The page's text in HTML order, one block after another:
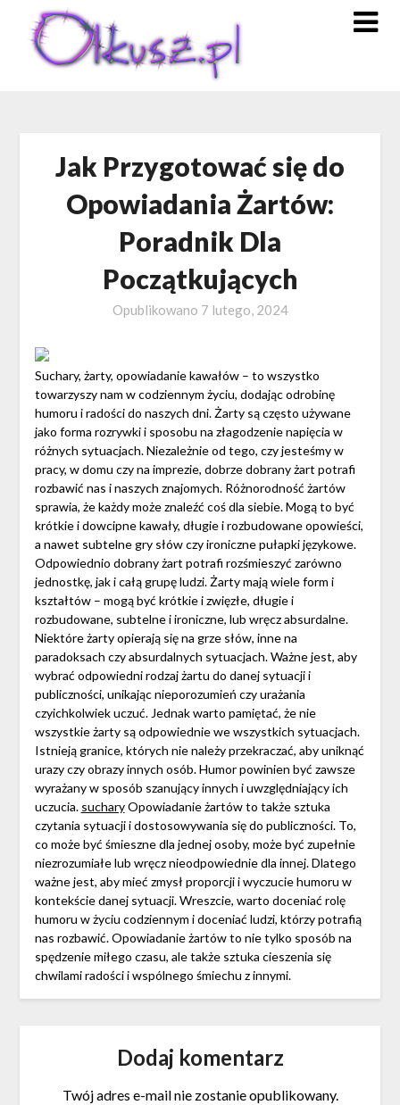
content
Jak Przygotować się do
Opowiadania Żartów:
Poradnik Dla
Początkujących
Opublikowano 7 lutego, 2024
Suchary, żarty, opowiadanie kawałów – to wszystko
towarzyszy nam w codziennym życiu, dodając odrobinę
humoru i radości do naszych dni. Żarty są często używane
jako forma rozrywki i sposobu na złagodzenie napięcia w
różnych sytuacjach. Niezależnie od tego, czy jesteśmy w
pracy, w domu czy na imprezie, dobrze dobrany żart potrafi
rozbawić nas i naszych znajomych. Różnorodność żartów
sprawia, że każdy może znaleźć coś dla siebie. Mogą to być
krótkie i dowcipne kawały, długie i rozbudowane opowieści,
a nawet subtelne gry słów czy ironiczne pułapki językowe.
Odpowiednio dobrany żart potrafi rozśmieszyć zarówno
jednostkę, jak i całą grupę ludzi. Żarty mają wiele form i
kształtów – mogą być krótkie i zwięzłe, długie i
rozbudowane, subtelne i ironiczne, lub wręcz absurdalne.
Niektóre żarty opierają się na grze słów, inne na
paradoksach czy absurdalnych sytuacjach. Ważne jest, aby
wybrać odpowiedni rodzaj żartu do danej sytuacji i
publiczności, unikając nieporozumień czy urażania
czyichkolwiek uczuć. Jednak warto pamiętać, że nie
wszystkie żarty są odpowiednie we wszystkich sytuacjach.
Istnieją granice, których nie należy przekraczać, aby uniknąć
urazy czy obrazy innych osób. Humor powinien być zawsze
wyrażany w sposób szanujący innych i uwzględniający ich
uczucia. sucharyOpowiadanie żartów to także sztuka
czytania sytuacji i dostosowywania się do publiczności. To,
co może być śmieszne dla jednej osoby, może być zupełnie
niezrozumiałe lub wręcz nieodpowiednie dla innej. Dlatego
ważne jest, aby mieć zmysł proporcji i wyczucie humoru w
kontekście danej sytuacji. Wreszcie, warto doceniać rolę
humoru w życiu codziennym i doceniać ludzi, którzy potrafią
nas rozbawić. Opowiadanie żartów to nie tylko sposób na
spędzenie miłego czasu, ale także sztuka cieszenia się
chwilami radości i wspólnego śmiechu z innymi.
Dodaj komentarz
Twój adres e-mail nie zostanie opublikowany.